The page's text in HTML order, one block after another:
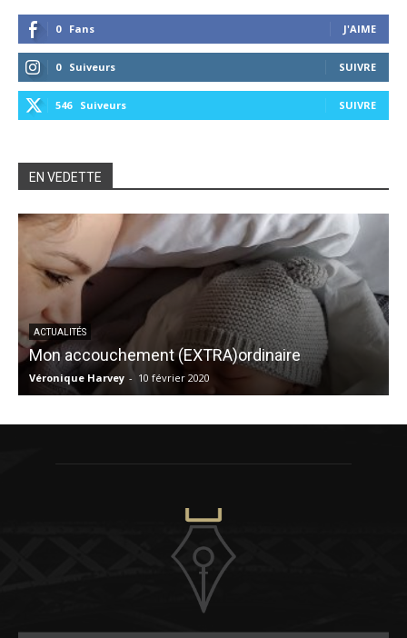
0 Fans J'AIME
0 Suiveurs SUIVRE
546 Suiveurs SUIVRE
EN VEDETTE
ACTUALITÉS
Mon accouchement (EXTRA)ordinaire
Véronique Harvey - 10 février 2020